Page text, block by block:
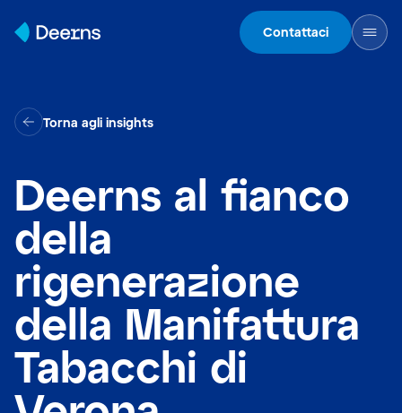
Contattaci
Torna agli insights
Deerns al fianco
della
rigenerazione
della Manifattura
Tabacchi di